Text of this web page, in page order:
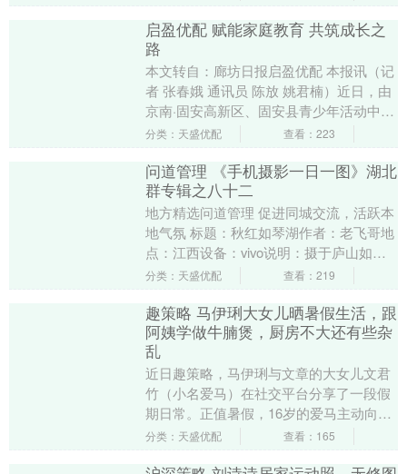
启盈优配 赋能家庭教育 共筑成长之
路
本文转自：廊坊日报启盈优配 本报讯（记
者 张春娥 通讯员 陈放 姚君楠）近日，由
京南·固安高新区、固安县青少年活动中心
主办的破解“情绪 意义 方法”科学护航孩
分类：天盛优配 查看：223
问道管理 《手机摄影一日一图》湖北
群专辑之八十二
地方精选问道管理 促进同城交流，活跃本
地气氛 标题：秋红如琴湖作者：老飞哥地
点：江西设备：vivo说明：摄于庐山如琴
湖。 标题：镜面白沙湖作者：清风竹影地
分类：天盛优配 查看：219
趣策略 马伊琍大女儿晒暑假生活，跟
阿姨学做牛腩煲，厨房不大还有些杂
乱
近日趣策略，马伊琍与文章的大女儿文君
竹（小名爱马）在社交平台分享了一段假
期日常。正值暑假，16岁的爱马主动向家
中阿姨学习烹饪，展现出独立又贴心的一
分类：天盛优配 查看：165